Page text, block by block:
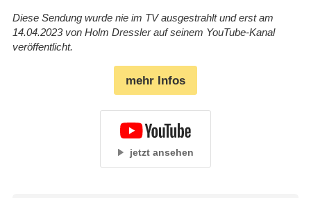
Diese Sendung wurde nie im TV ausgestrahlt und erst am
14.04.2023 von Holm Dressler auf seinem YouTube-Kanal
veröffentlicht.
mehr Infos
jetzt ansehen